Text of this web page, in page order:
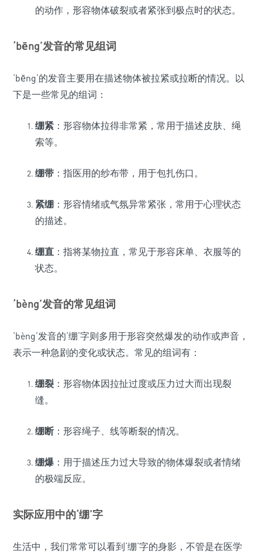
的动作，形容物体破裂或者紧张到极点时的状态。
‘bēng’发音的常见组词
‘bēng’的发音主要用在描述物体被拉紧或拉断的情况。以
下是一些常见的组词：
绷紧 ：形容物体拉得非常紧，常用于描述皮肤、绳
索等。
绷带 ：指医用的纱布带，用于包扎伤口。
紧绷 ：形容情绪或气氛异常紧张，常用于心理状态
的描述。
绷直 ：指将某物拉直，常见于形容床单、衣服等的
状态。
‘bèng’发音的常见组词
‘bèng’发音的‘绷’字则多用于形容突然爆发的动作或声音，
表示一种急剧的变化或状态。常见的组词有：
绷裂 ：形容物体因拉扯过度或压力过大而出现裂
缝。
绷断 ：形容绳子、线等断裂的情况。
绷爆 ：用于描述压力过大导致的物体爆裂或者情绪
的极端反应。
实际应用中的‘绷’字
生活中，我们常常可以看到‘绷’字的身影，不管是在医学